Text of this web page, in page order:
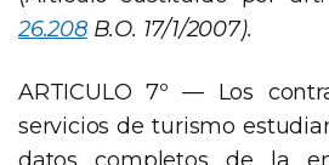
26.208B.O. 17/1/2007).
ARTICULO 7º — Los
servicios de turismo